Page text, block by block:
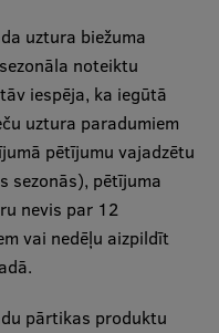
uztura biežuma
noteiktu
iespēja, ka iegūtā
uztura paradumiem
pētījumu vajadzētu
sezonās), pētījuma
nevis par 12
vai nedēļu aizpildīt
pārtikas produktu